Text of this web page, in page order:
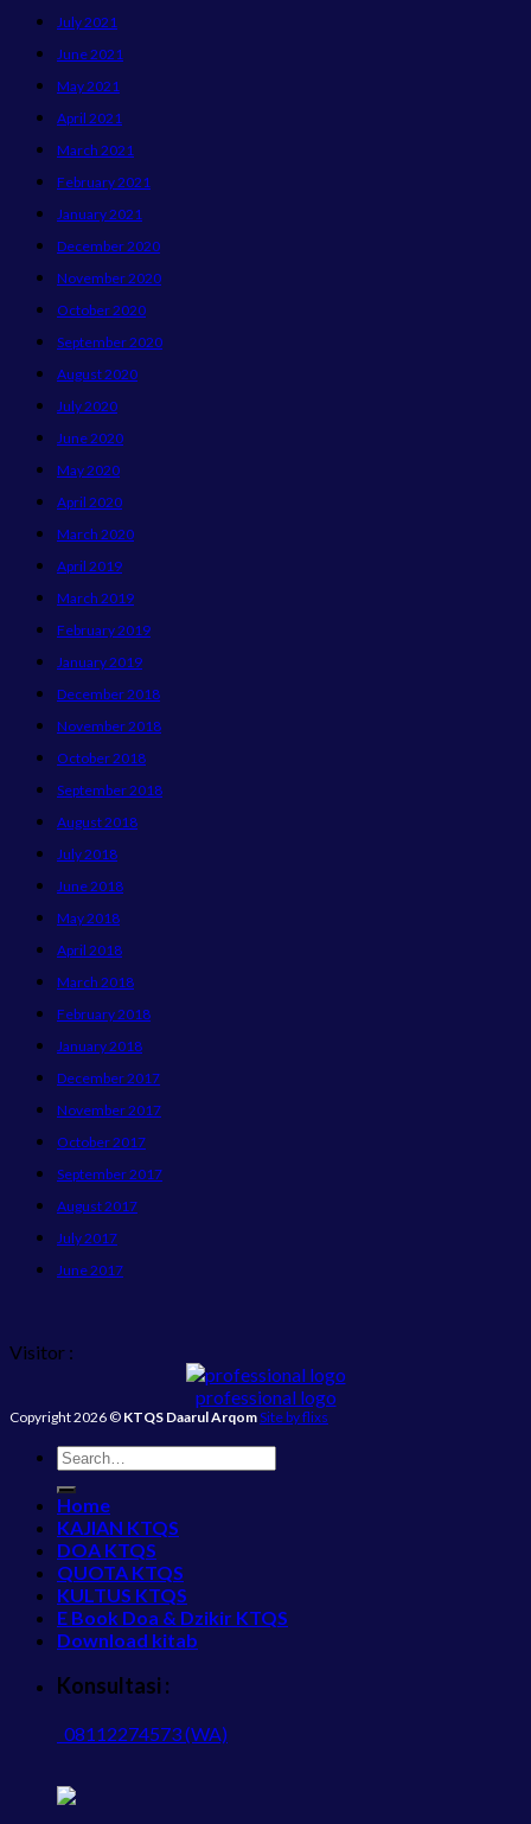
July 2021
June 2021
May 2021
April 2021
March 2021
February 2021
January 2021
December 2020
November 2020
October 2020
September 2020
August 2020
July 2020
June 2020
May 2020
April 2020
March 2020
April 2019
March 2019
February 2019
January 2019
December 2018
November 2018
October 2018
September 2018
August 2018
July 2018
June 2018
May 2018
April 2018
March 2018
February 2018
January 2018
December 2017
November 2017
October 2017
September 2017
August 2017
July 2017
June 2017
Visitor :
professional logo
Copyright 2026 © KTQS Daarul ArqomSite by flixs
Home
KAJIAN KTQS
DOA KTQS
QUOTA KTQS
KULTUS KTQS
E Book Doa & Dzikir KTQS
Download kitab
Konsultasi :
08112274573 (WA)